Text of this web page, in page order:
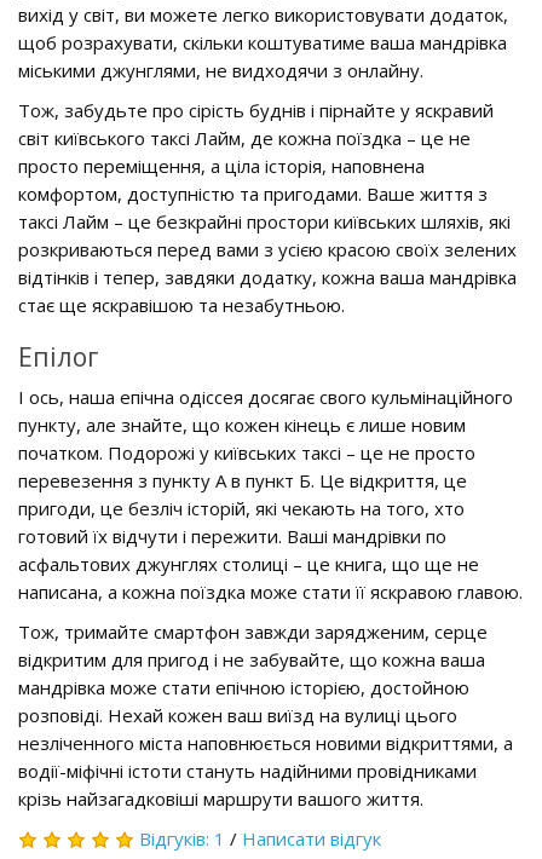
вихід у світ, ви можете легко використовувати додаток,
щоб розрахувати, скільки коштуватиме ваша мандрівка
міськими джунглями, не видходячи з онлайну.
Тож, забудьте про сірість буднів і пірнайте у яскравий
світ київського таксі Лайм, де кожна поїздка – це не
просто переміщення, а ціла історія, наповнена
комфортом, доступністю та пригодами. Ваше життя з
таксі Лайм – це безкрайні простори київських шляхів, які
розкриваються перед вами з усією красою своїх зелених
відтінків і тепер, завдяки додатку, кожна ваша мандрівка
стає ще яскравішою та незабутньою.
Епілог
І ось, наша епічна одіссея досягає свого кульмінаційного
пункту, але знайте, що кожен кінець є лише новим
початком. Подорожі у київських таксі – це не просто
перевезення з пункту А в пункт Б. Це відкриття, це
пригоди, це безліч історій, які чекають на того, хто
готовий їх відчути і пережити. Ваші мандрівки по
асфальтових джунглях столиці – це книга, що ще не
написана, а кожна поїздка може стати її яскравою главою.
Тож, тримайте смартфон завжди зарядженим, серце
відкритим для пригод і не забувайте, що кожна ваша
мандрівка може стати епічною історією, достойною
розповіді. Нехай кожен ваш виїзд на вулиці цього
незліченного міста наповнюється новими відкриттями, а
водії-міфічні істоти стануть надійними провідниками
крізь найзагадковіші маршрути вашого життя.
Відгуків: 1 / Написати відгук